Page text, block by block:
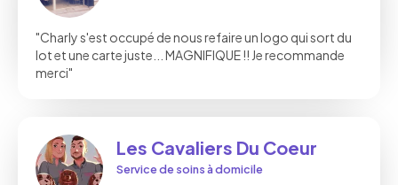
"Charly s'est occupé de nous refaire un logo qui sort du
lot et une carte juste... MAGNIFIQUE !! Je recommande
merci"
Les Cavaliers Du Coeur
Service de soins à domicile